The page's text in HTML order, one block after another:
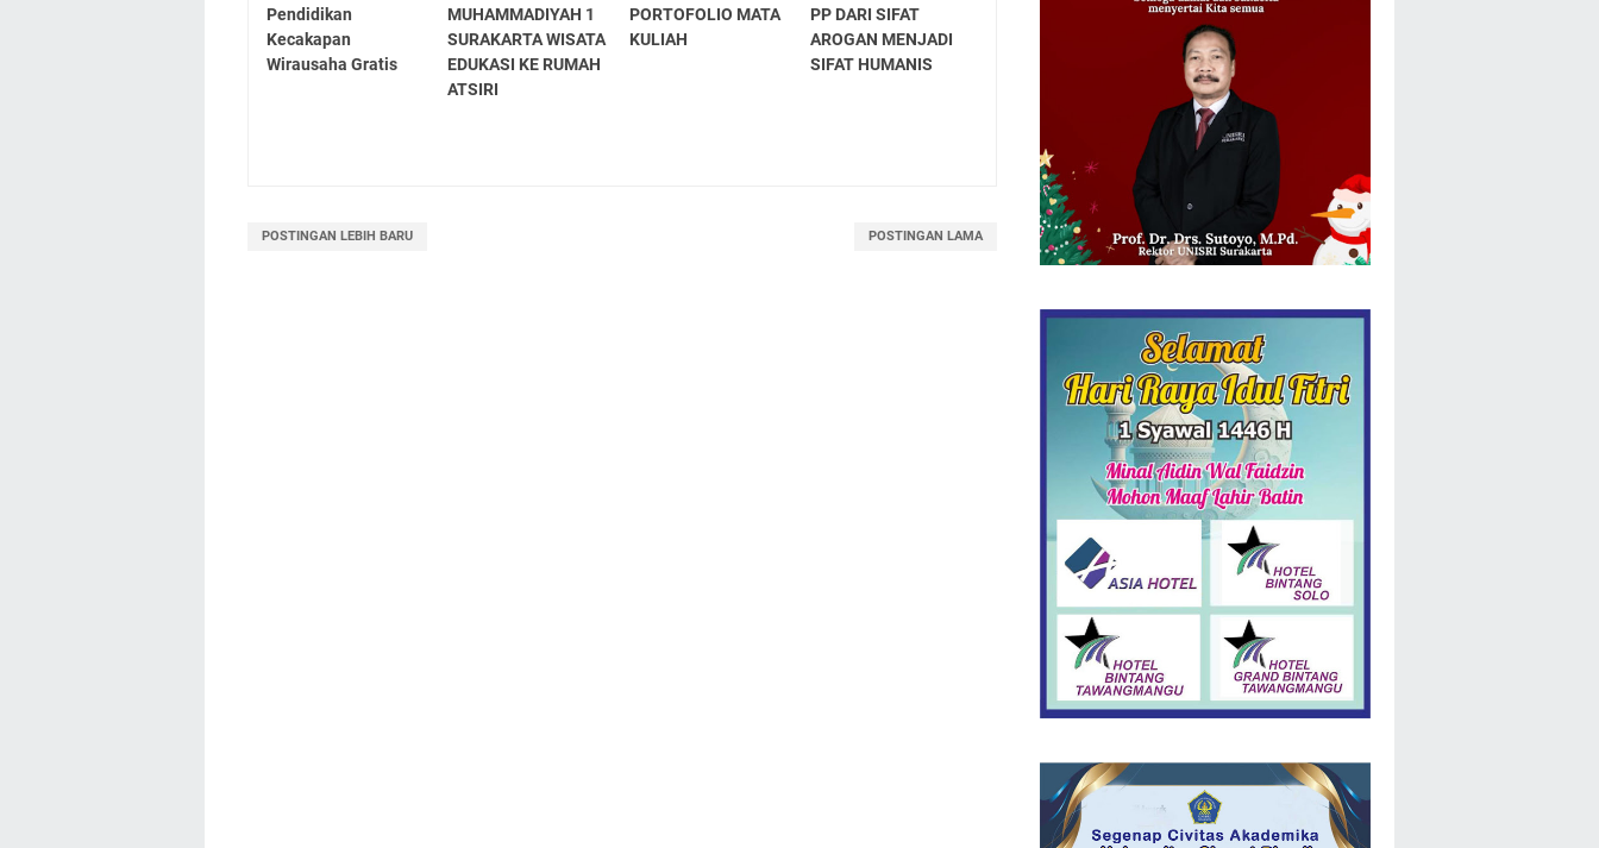
Pendidikan
Kecakapan
Wirausaha Gratis
MUHAMMADIYAH 1
SURAKARTA WISATA
EDUKASI KE RUMAH
ATSIRI
PORTOFOLIO MATA
KULIAH
PP DARI SIFAT
AROGAN MENJADI
SIFAT HUMANIS
POSTINGAN LEBIH BARU POSTINGAN LAMA